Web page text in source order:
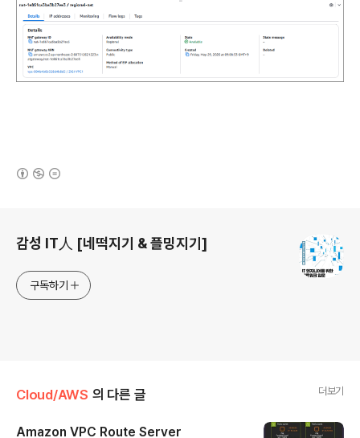
감성 IT人 [네떡지기 & 플밍지기]
구독하기
Cloud/AWS 의 다른 글 더보기
Amazon VPC Route Server